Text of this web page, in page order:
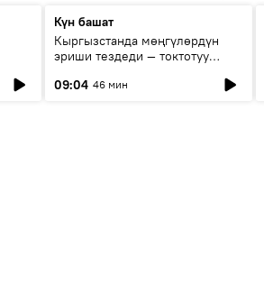
Күн башат
Кыргызстанда мөңгүлөрдүн
эриши тездеди — токтотуу
09:04 46 мин